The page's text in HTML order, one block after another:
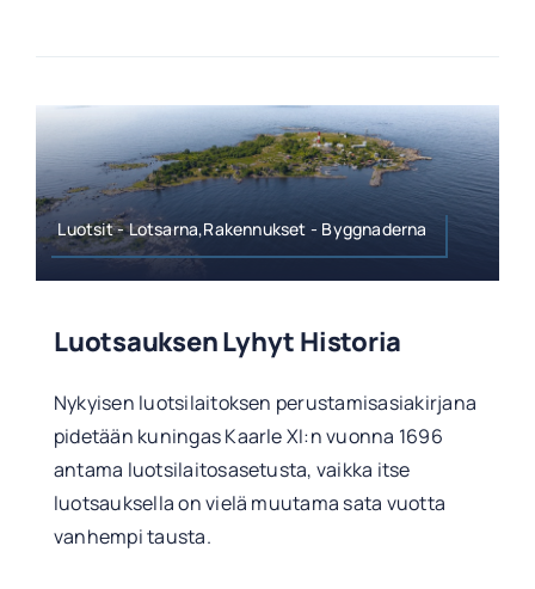
Luotsit - Lotsarna,Rakennukset - Byggnaderna
Luotsauksen Lyhyt Historia
Nykyisen luotsilaitoksen perustamisasiakirjana
pidetään kuningas Kaarle XI:n vuonna 1696
antama luotsilaitosasetusta, vaikka itse
luotsauksella on vielä muutama sata vuotta
vanhempi tausta.